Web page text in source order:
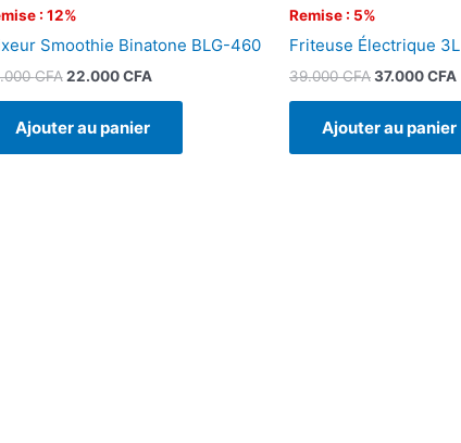
: 12%
Smoothie Binatone BLG-460
CFA 22.000CFA
Ajouter au panier
Remise : 5%
Friteuse Électrique 3L
39.000CFA37.000CFA
Ajouter au panier